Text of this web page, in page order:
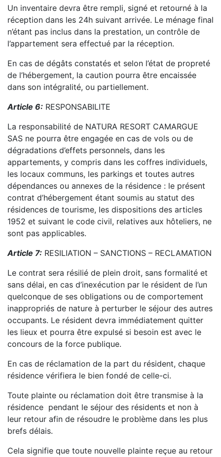
Un inventaire devra être rempli, signé et retourné à la
réception dans les 24h suivant arrivée. Le ménage final
n’étant pas inclus dans la prestation, un contrôle de
l’appartement sera effectué par la réception.
En cas de dégâts constatés et selon l’état de propreté
de l’hébergement, la caution pourra être encaissée
dans son intégralité, ou partiellement.
Article 6: RESPONSABILITE
La responsabilité de NATURA RESORT CAMARGUE
SAS ne pourra être engagée en cas de vols ou de
dégradations d’effets personnels, dans les
appartements, y compris dans les coffres individuels,
les locaux communs, les parkings et toutes autres
dépendances ou annexes de la résidence : le présent
contrat d’hébergement étant soumis au statut des
résidences de tourisme, les dispositions des articles
1952 et suivant le code civil, relatives aux hôteliers, ne
sont pas applicables.
Article 7: RESILIATION – SANCTIONS – RECLAMATION
Le contrat sera résilié de plein droit, sans formalité et
sans délai, en cas d’inexécution par le résident de l’un
quelconque de ses obligations ou de comportement
inappropriés de nature à perturber le séjour des autres
occupants. Le résident devra immédiatement quitter
les lieux et pourra être expulsé si besoin est avec le
concours de la force publique.
En cas de réclamation de la part du résident, chaque
résidence vérifiera le bien fondé de celle-ci.
Toute plainte ou réclamation doit être transmise à la
résidence pendant le séjour des résidents et non à
leur retour afin de résoudre le problème dans les plus
brefs délais.
Cela signifie que toute nouvelle plainte reçue au retour